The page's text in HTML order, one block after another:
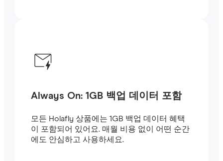
Always On: 1GB 백업 데이터 포함
모든 Holafly 상품에는 1GB 백업 데이터 혜택
이 포함되어 있어요. 매월 비용 없이 어떤 순간
에도 안심하고 사용하세요.